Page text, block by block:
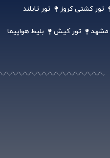
تور کشتی کروز تور تایلند
مشهد تور کیش بلیط هواپیما